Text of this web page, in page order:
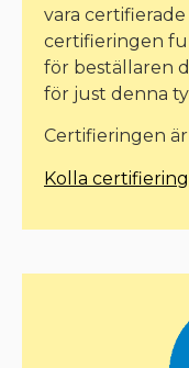
vara
certifieringen
för beställaren
för just denna
Certifieringen
Kolla